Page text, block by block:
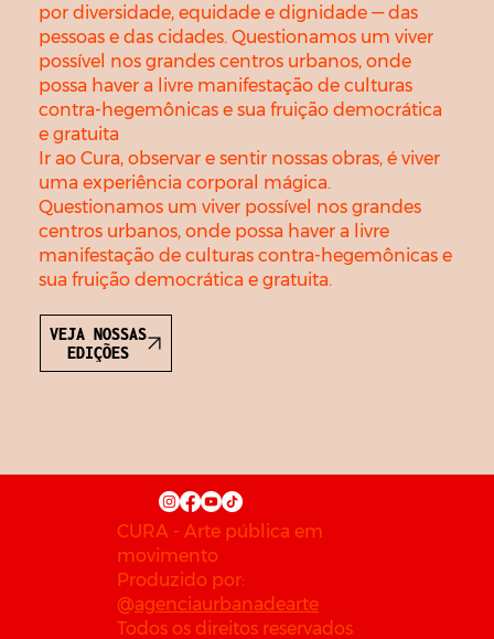
por diversidade, equidade e dignidade — das
pessoas e das cidades. Questionamos um viver
possível nos grandes centros urbanos, onde
possa haver a livre manifestação de culturas
contra-hegemônicas e sua fruição democrática
e gratuita
Ir ao Cura, observar e sentir nossas obras, é viver
uma experiência corporal mágica.
Questionamos um viver possível nos grandes
centros urbanos, onde possa haver a livre
manifestação de culturas contra-hegemônicas e
sua fruição democrática e gratuita.
VEJA NOSSAS
EDIÇÕES
CURA - Arte pública em
movimento
Produzido por:
@agenciaurbanadearte
Todos os direitos reservados